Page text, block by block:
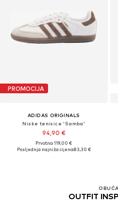
PROMOCIJA
ADIDAS ORIGINALS
Niske tenisice 'Samba'
94,90 €
Prvotno: 119,00 €
Posljednja najniža cijena:83,30 €
OBUĆA
OUTFIT